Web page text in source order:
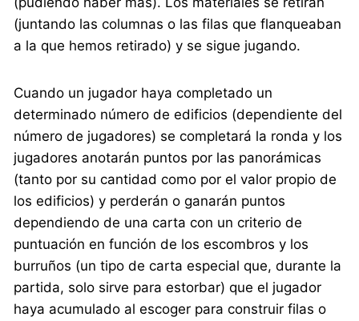
(juntando las columnas o las filas que flanqueaban
a la que hemos retirado) y se sigue jugando.
Cuando un jugador haya completado un
determinado número de edificios (dependiente del
número de jugadores) se completará la ronda y los
jugadores anotarán puntos por las panorámicas
(tanto por su cantidad como por el valor propio de
los edificios) y perderán o ganarán puntos
dependiendo de una carta con un criterio de
puntuación en función de los escombros y los
burruños (un tipo de carta especial que, durante la
partida, solo sirve para estorbar) que el jugador
haya acumulado al escoger para construir filas o